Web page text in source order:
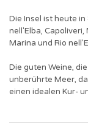
Die Insel ist heute
nell'Elba,
Marina und Rio
Die guten Weine,
unberührte Meer,
einen idealen Kur-